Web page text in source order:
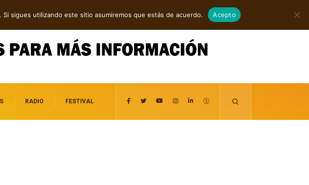
agosto 7, 2026
RADIO FESTIVAL
sigues utilizando este sitio asumiremos que estás de acuerdo. Acepto